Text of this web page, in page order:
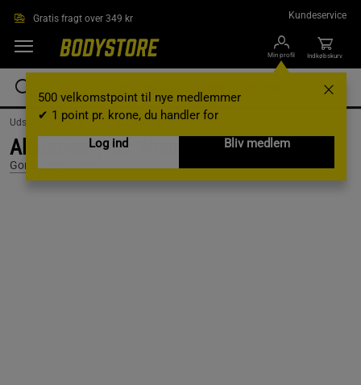
Gratis fragt over 349 kr Kundeservice
Min profil
500 velkomstpoint til nye medlemmer
✔ 1 point pr. krone, du handler for
Log ind
Bliv medlem
Indkøbskurv
Udstyr og tilbehør /Træningsudstyr /Støtte og beskyttelse
Albuebeskytter Wraps Sort 1,5 m
Gorilla Wear Gear